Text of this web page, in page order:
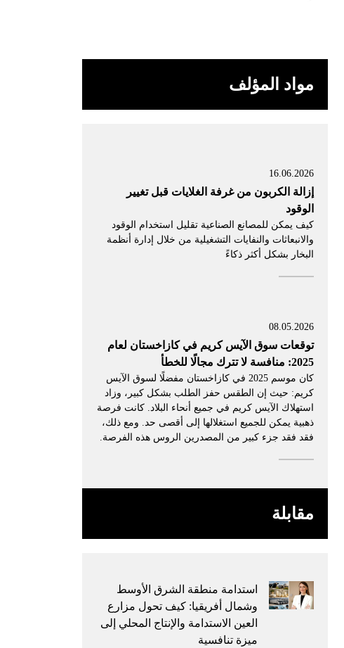
مواد المؤلف
16.06.2026
إزالة الكربون من غرفة الغلايات قبل تغيير
الوقود
كيف يمكن للمصانع الصناعية تقليل استخدام الوقود
والانبعاثات والنفايات التشغيلية من خلال إدارة أنظمة
البخار بشكل أكثر ذكاءً
08.05.2026
توقعات سوق الآيس كريم في كازاخستان لعام
2025: منافسة لا تترك مجالًا للخطأ
كان موسم 2025 في كازاخستان مفضلًا لسوق الآيس
كريم: حيث إن الطقس حفز الطلب بشكل كبير، وزاد
استهلاك الآيس كريم في جميع أنحاء البلاد. كانت فرصة
ذهبية يمكن للجميع استغلالها إلى أقصى حد. ومع ذلك،
فقد فقد جزء كبير من المصدرين الروس هذه الفرصة.
مقابلة
استدامة منطقة الشرق الأوسط
وشمال أفريقيا: كيف تحول مزارع
العين الاستدامة والإنتاج المحلي إلى
ميزة تنافسية